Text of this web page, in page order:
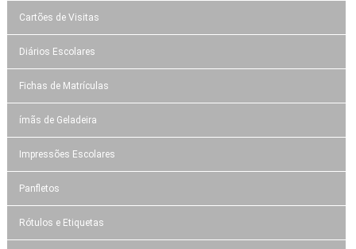
Cartões de Visitas
Diários Escolares
Fichas de Matrículas
ímãs de Geladeira
Impressões Escolares
Panfletos
Rótulos e Etiquetas